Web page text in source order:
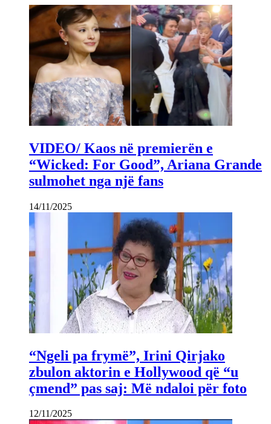
VIDEO/ Kaos në premierën e
“Wicked: For Good”, Ariana Grande
sulmohet nga një fans
14/11/2025
“Ngeli pa frymë”, Irini Qirjako
zbulon aktorin e Hollywood që “u
çmend” pas saj: Më ndaloi për foto
12/11/2025